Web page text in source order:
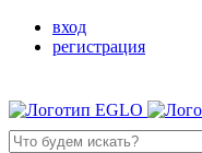
вход
регистрация